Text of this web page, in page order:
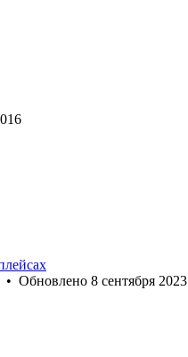
• Обновлено 8 сентября 2023